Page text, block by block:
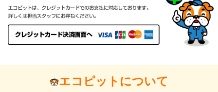
エコピットについて